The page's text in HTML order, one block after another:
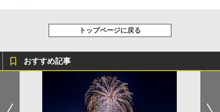
トップページに戻る
おすすめ記事